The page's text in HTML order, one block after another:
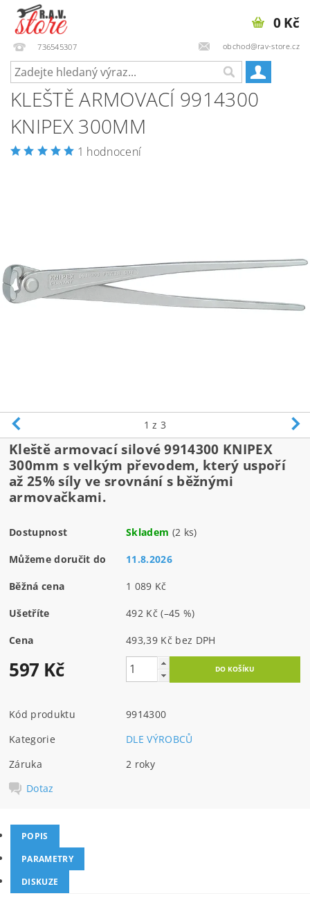
736545307 obchod@rav-store.cz
0 Kč
KLEŠTĚ ARMOVACÍ 9914300
KNIPEX 300MM
1 hodnocení
1 z 3
Kleště armovací silové 9914300 KNIPEX
300mm s velkým převodem, který uspoří
až 25% síly ve srovnání s běžnými
armovačkami.
Dostupnost Skladem (2 ks)
Můžeme doručit do 11.8.2026
Běžná cena 1 089 Kč
Ušetříte 492 Kč(–45 %)
Cena 493,39 Kč bez DPH
597 Kč
Kód produktu
9914300
Kategorie
DLE VÝROBCŮ
Záruka
2 roky
Dotaz
POPIS
PARAMETRY
DISKUZE